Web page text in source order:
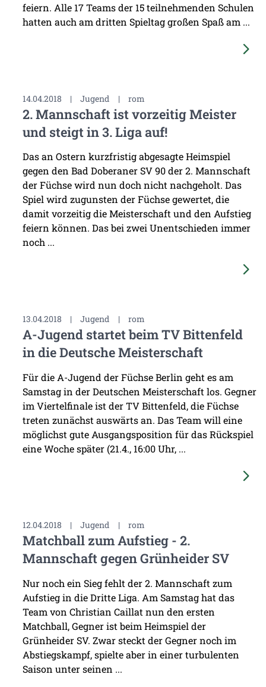
feiern. Alle 17 Teams der 15 teilnehmenden Schulen
hatten auch am dritten Spieltag großen Spaß am ...
14.04.2018 | Jugend | rom
2. Mannschaft ist vorzeitig Meister
und steigt in 3. Liga auf!
Das an Ostern kurzfristig abgesagte Heimspiel
gegen den Bad Doberaner SV 90 der 2. Mannschaft
der Füchse wird nun doch nicht nachgeholt. Das
Spiel wird zugunsten der Füchse gewertet, die
damit vorzeitig die Meisterschaft und den Aufstieg
feiern können. Das bei zwei Unentschieden immer
noch ...
13.04.2018 | Jugend | rom
A-Jugend startet beim TV Bittenfeld
in die Deutsche Meisterschaft
Für die A-Jugend der Füchse Berlin geht es am
Samstag in der Deutschen Meisterschaft los. Gegner
im Viertelfinale ist der TV Bittenfeld, die Füchse
treten zunächst auswärts an. Das Team will eine
möglichst gute Ausgangsposition für das Rückspiel
eine Woche später (21.4., 16:00 Uhr, ...
12.04.2018 | Jugend | rom
Matchball zum Aufstieg - 2.
Mannschaft gegen Grünheider SV
Nur noch ein Sieg fehlt der 2. Mannschaft zum
Aufstieg in die Dritte Liga. Am Samstag hat das
Team von Christian Caillat nun den ersten
Matchball, Gegner ist beim Heimspiel der
Grünheider SV. Zwar steckt der Gegner noch im
Abstiegskampf, spielte aber in einer turbulenten
Saison unter seinen ...